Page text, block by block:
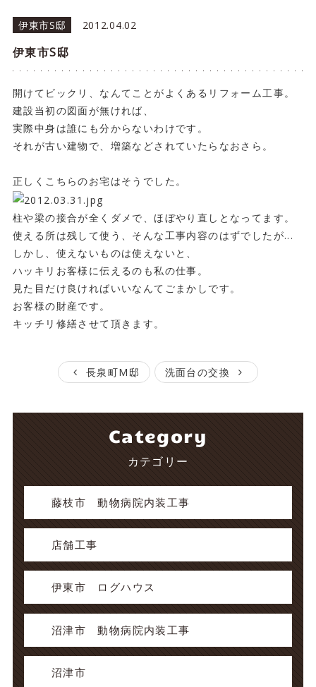
伊東市S邸 2012.04.02
伊東市S邸
開けてビックリ、なんてことがよくあるリフォーム工事。
建設当初の図面が無ければ、
実際中身は誰にも分からないわけです。
それが古い建物で、増築などされていたらなおさら。
正しくこちらのお宅はそうでした。
柱や梁の接合が全くダメで、ほぼやり直しとなってます。
使える所は残して使う、そんな工事内容のはずでしたが...
しかし、使えないものは使えないと、
ハッキリお客様に伝えるのも私の仕事。
見た目だけ良ければいいなんてごまかしです。
お客様の財産です。
キッチリ修繕させて頂きます。
長泉町M邸 洗面台の交換
Category
カテゴリー
藤枝市 動物病院内装工事
店舗工事
伊東市 ログハウス
沼津市 動物病院内装工事
沼津市